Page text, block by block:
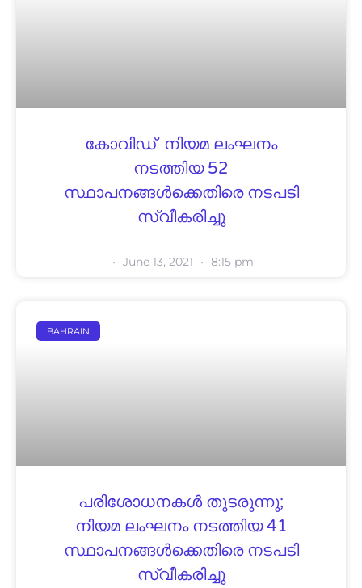
കോവിഡ് നിയമ ലംഘനം
നടത്തിയ 52
സ്ഥാപനങ്ങൾക്കെതിരെ നടപടി
സ്വീകരിച്ചു
June 13, 2021 8:15 pm
BAHRAIN
പരിശോധനകൾ തുടരുന്നു;
നിയമ ലംഘനം നടത്തിയ 41
സ്ഥാപനങ്ങൾക്കെതിരെ നടപടി
സ്വീകരിച്ചു